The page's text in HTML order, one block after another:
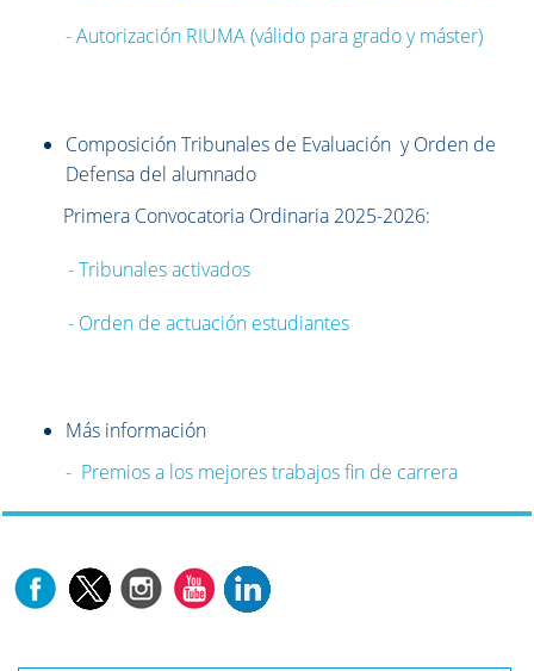
-Autorización RIUMA (válido para grado y máster)
Composición Tribunales de Evaluación y Orden de
Defensa del alumnado
Primera Convocatoria Ordinaria 2025-2026:
- Tribunales activados
- Orden de actuación estudiantes
Más información
- Premios a los mejores trabajos fin de carrera